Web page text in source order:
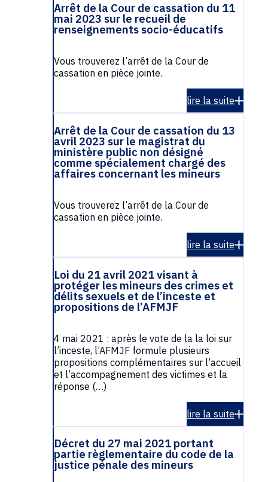
Arrêt de la Cour de cassation du 11
mai 2023 sur le recueil de
renseignements socio-éducatifs
Vous trouverez l’arrêt de la Cour de
cassation en pièce jointe.
lire la suite
Arrêt de la Cour de cassation du 13
avril 2023 sur le magistrat du
ministère public non désigné
comme spécialement chargé des
affaires concernant les mineurs
Vous trouverez l’arrêt de la Cour de
cassation en pièce jointe.
lire la suite
Loi du 21 avril 2021 visant à
protéger les mineurs des crimes et
délits sexuels et de l’inceste et
propositions de l’AFMJF
4 mai 2021 : après le vote de la la loi sur
l’inceste, l’AFMJF formule plusieurs
propositions complémentaires sur l’accueil
et l’accompagnement des victimes et la
réponse (…)
lire la suite
Décret du 27 mai 2021 portant
partie règlementaire du code de la
justice pénale des mineurs